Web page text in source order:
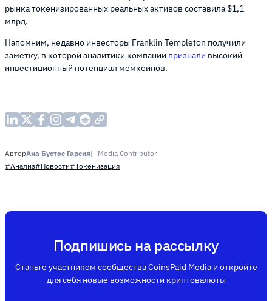
рынка токенизированных реальных активов составила $1,1
млрд.
Напомним, недавно инвесторы Franklin Templeton получили
заметку, в которой аналитики компании признали высокий
инвестиционный потенциал мемкоинов.
АвторАна Бустос Гарсия
Media Contributor
#Анализ#Новости#Токенизация
Подпишись на рассылку
Станьте участником сообщества CoinsPaid Media и откройте
для себя новые возможности криптовалюты